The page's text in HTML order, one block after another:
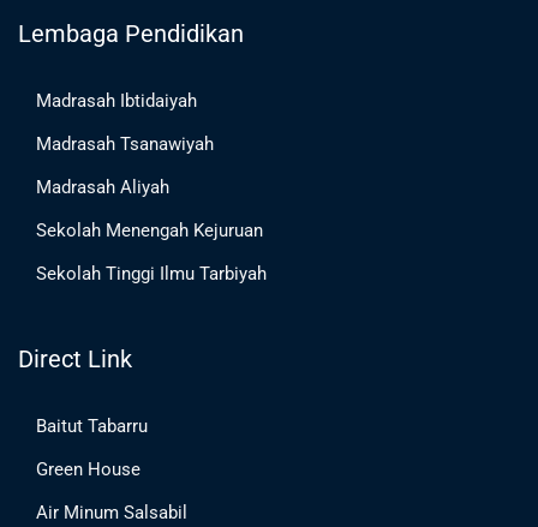
Lembaga Pendidikan
Madrasah Ibtidaiyah
Madrasah Tsanawiyah
Madrasah Aliyah
Sekolah Menengah Kejuruan
Sekolah Tinggi Ilmu Tarbiyah
Direct Link
Baitut Tabarru
Green House
Air Minum Salsabil